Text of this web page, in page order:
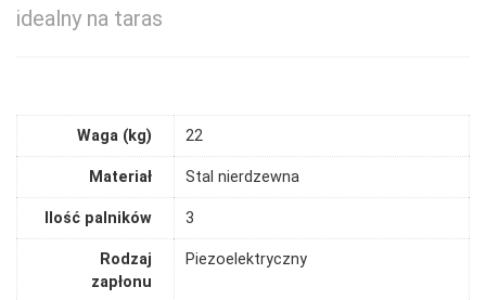
idealny na taras
Waga (kg) 22
Materiał Stal nierdzewna
Ilość palników 3
Rodzaj
zapłonu
Piezoelektryczny